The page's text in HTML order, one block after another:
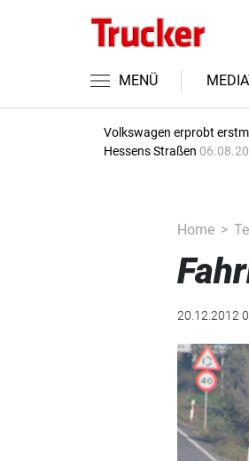
MENÜ
Volkswagen erprobt
Hessens Straßen
Home
20.12.2012